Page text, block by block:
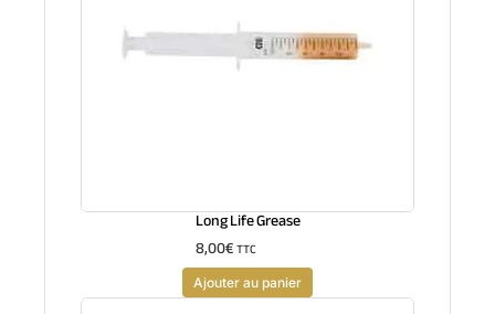
Long Life Grease
8,00€TTC
Ajouter au panier